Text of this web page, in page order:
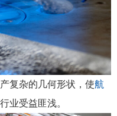
复杂的几何形状，使航
业受益匪浅。